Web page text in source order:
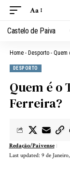
Aa
Castelo de Paiva
Home - Desporto - Quem
DESPORTO
Quem é o
Ferreira?
Last updated: 9 de
Redação/Paivense